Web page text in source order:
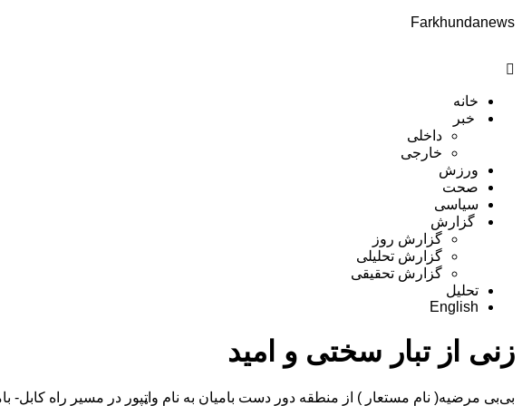
Farkhundanews
Menu
خانه
خبر
داخلی
خارجی
ورزش
صحت
سیاسی
گزارش
گزارش روز
گزارش تحلیلی
گزارش تحقیقی
تحلیل
English
زنی از تبار سختی و امید
بی‌بی مرضیه( نام مستعار ) از منطقه دور دست بامیان به نام‌ واټپور در مسیر راه کابل- بامیان می باشد، به گفته